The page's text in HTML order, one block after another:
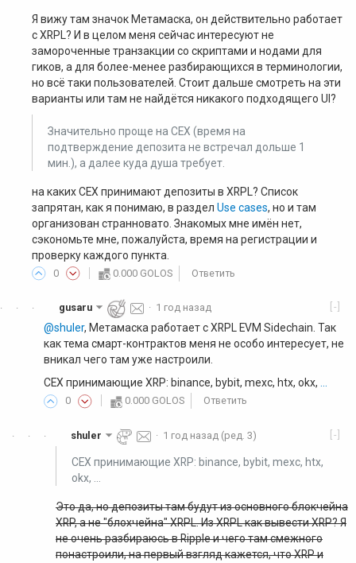
Я вижу там значок Метамаска, он действительно работает
с XRPL? И в целом меня сейчас интересуют не
замороченные транзакции со скриптами и нодами для
гиков, а для более-менее разбирающихся в терминологии,
но всё таки пользователей. Стоит дальше смотреть на эти
варианты или там не найдётся никакого подходящего UI?
Значительно проще на CEX (время на
подтверждение депозита не встречал дольше 1
мин.), а далее куда душа требует.
на каких CEX принимают депозиты в XRPL? Список
запрятан, как я понимаю, в раздел Use cases, но и там
организован странновато. Знакомых мне имён нет,
сэкономьте мне, пожалуйста, время на регистрации и
проверку каждого пункта.
0 0.000 GOLOS Ответить
·
·
· [-]
gusaru · 1 год назад
@shuler, Метамаска работает с XRPL EVM Sidechain. Так
как тема смарт-контрактов меня не особо интересует, не
вникал чего там уже настроили.
CEX принимающие XRP: binance, bybit, mexc, htx, okx, ...
0 0.000 GOLOS Ответить
·
·
· [-]
shuler · 1 год назад (ред. 3)
CEX принимающие XRP: binance, bybit, mexc, htx,
okx, ...
Это да, но депозиты там будут из основного блокчейна
XRP, а не "блохчейна" XRPL. Из XRPL как вывести XRP? Я
не очень разбираюсь в Ripple и чего там смежного
понастроили, на первый взгляд кажется, что XRP и